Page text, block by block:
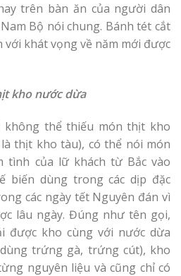
trên bàn ăn của người dân
Bộ nói chung. Bánh tét cắt
với khát vọng về năm mới được
kho nước dừa
không thể thiếu món thịt kho
thịt kho tàu), có thể nói món
tình của lữ khách từ Bắc vào
biến dùng trong các dịp đặc
các ngày tết Nguyên đán vì
lâu ngày. Đúng như tên gọi,
được kho cùng với nước dừa
trứng gà, trứng cút), kho
nguyên liệu và cũng chỉ có